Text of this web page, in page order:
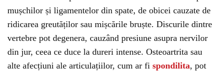
mușchilor și ligamentelor din spate, de obicei cauzate de
ridicarea greutăților sau mișcările bruște. Discurile dintre
vertebre pot degenera, cauzând presiune asupra nervilor
din jur, ceea ce duce la dureri intense. Osteoartrita sau
alte afecțiuni ale articulațiilor, cum ar fi spondilita, pot